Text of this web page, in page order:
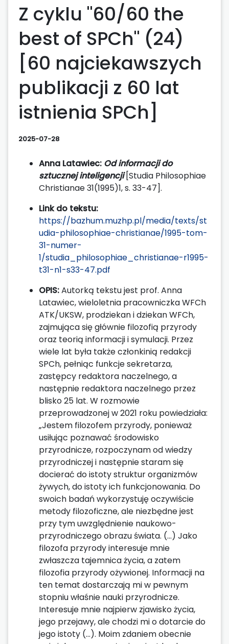
Z cyklu "60/60 the
best of SPCh" (24)
[60 najciekawszych
publikacji z 60 lat
istnienia SPCh]
2025-07-28
Anna Latawiec: Od informacji do
sztucznej inteligencji [Studia Philosophiae
Christianae 31(1995)1, s. 33-47].
Link do tekstu:
https://bazhum.muzhp.pl/media/texts/st
udia-philosophiae-christianae/1995-tom-
31-numer-
1/studia_philosophiae_christianae-r1995-
t31-n1-s33-47.pdf
OPIS:Autorką tekstu jest prof. Anna
Latawiec, wieloletnia pracowniczka WFCh
ATK/UKSW, prodziekan i dziekan WFCh,
zajmująca się głównie filozofią przyrody
oraz teorią informacji i symulacji. Przez
wiele lat była także członkinią redakcji
SPCh, pełniąc funkcje sekretarza,
zastępcy redaktora naczelnego, a
następnie redaktora naczelnego przez
blisko 25 lat. W rozmowie
przeprowadzonej w 2021 roku powiedziała:
„Jestem filozofem przyrody, ponieważ
usiłując poznawać środowisko
przyrodnicze, rozpoczynam od wiedzy
przyrodniczej i następnie staram się
docierać do istoty struktur organizmów
żywych, do istoty ich funkcjonowania. Do
swoich badań wykorzystuję oczywiście
metody filozoficzne, ale niezbędne jest
przy tym uwzględnienie naukowo-
przyrodniczego obrazu świata. (…) Jako
filozofa przyrody interesuje mnie
zwłaszcza tajemnica życia, a zatem
filozofia przyrody ożywionej. Informacji na
ten temat dostarczają mi w pewnym
stopniu właśnie nauki przyrodnicze.
Interesuje mnie najpierw zjawisko życia,
jego przejawy, ale chodzi mi o dotarcie do
jego istoty (…). Moim zdaniem obecnie